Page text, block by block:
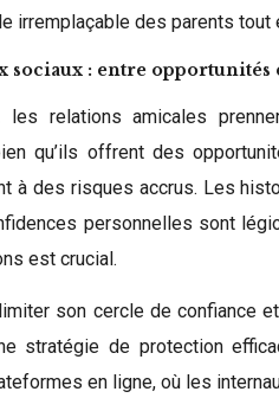
irremplaçable des parents tout
sociaux : entre opportunités
les relations amicales
qu’ils offrent des
à des risques accrus. Les
personnelles sont
est crucial.
son cercle de confiance
stratégie de protection
en ligne, où les